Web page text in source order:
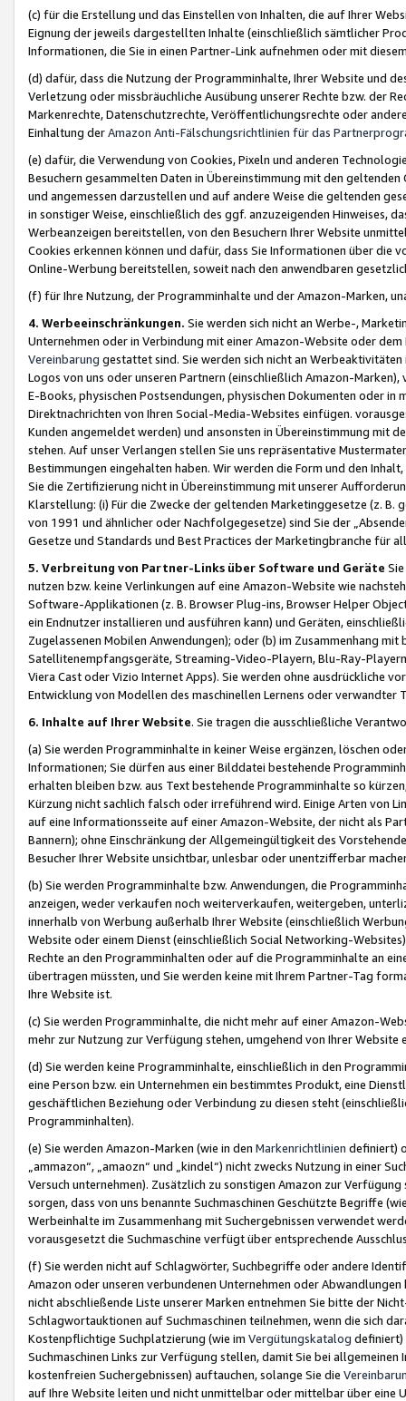
(c) für die Erstellung und das Einstellen von Inhalten, die auf Ihrer
Eignung der jeweils dargestellten Inhalte (einschließlich sämtlicher
Informationen, die Sie in einen Partner-Link aufnehmen oder mit
(d) dafür, dass die Nutzung der Programminhalte, Ihrer Website und
Verletzung oder missbräuchliche Ausübung unserer Rechte bzw. der
Markenrechte, Datenschutzrechte, Veröffentlichungsrechte oder
Einhaltung derAmazon Anti-Fälschungsrichtlinien für das
(e) dafür, die Verwendung von Cookies, Pixeln und anderen
Besuchern gesammelten Daten in Übereinstimmung mit den
und angemessen darzustellen und auf andere Weise die geltenden
in sonstiger Weise, einschließlich des ggf. anzuzeigenden Hinweises,
Werbeanzeigen bereitstellen, von den Besuchern Ihrer Website
Cookies erkennen können und dafür, dass Sie Informationen über die
Online-Werbung bereitstellen, soweit nach den anwendbaren
(f) für Ihre Nutzung, der Programminhalte und der Amazon-Marken,
4. Werbeeinschränkungen. Sie werden sich nicht an Werbe-,
Unternehmen oder in Verbindung mit einer Amazon-Website oder
Vereinbarung gestattet sind. Sie werden sich nicht an
Logos von uns oder unseren Partnern (einschließlich Amazon-
E-Books, physischen Postsendungen, physischen Dokumenten oder in
Direktnachrichten von Ihren Social-Media-Websites einfügen.
Kunden angemeldet werden) und ansonsten in Übereinstimmung mit
stehen. Auf unser Verlangen stellen Sie uns repräsentative
Bestimmungen eingehalten haben. Wir werden die Form und den
Sie die Zertifizierung nicht in Übereinstimmung mit unserer
Klarstellung: (i) Für die Zwecke der geltenden Marketinggesetze (z. B.
von 1991 und ähnlicher oder Nachfolgegesetze) sind Sie der
Gesetze und Standards und Best Practices der Marketingbranche für
5. Verbreitung von Partner-Links über Software und Geräte
nutzen bzw. keine Verlinkungen auf eine Amazon-Website wie
Software-Applikationen (z. B. Browser Plug-ins, Browser Helper
ein Endnutzer installieren und ausführen kann) und Geräten,
Zugelassenen Mobilen Anwendungen); oder (b) im Zusammenhang
Satellitenempfangsgeräte, Streaming-Video-Playern, Blu-Ray-
Viera Cast oder Vizio Internet Apps). Sie werden ohne ausdrückliche
Entwicklung von Modellen des maschinellen Lernens oder
6. Inhalte auf Ihrer Website. Sie tragen die ausschließliche
(a) Sie werden Programminhalte in keiner Weise ergänzen, löschen
Informationen; Sie dürfen aus einer Bilddatei bestehende
erhalten bleiben bzw. aus Text bestehende Programminhalte so
Kürzung nicht sachlich falsch oder irreführend wird. Einige Arten von
auf eine Informationsseite auf einer Amazon-Website, der nicht als
Bannern); ohne Einschränkung der Allgemeingültigkeit des
Besucher Ihrer Website unsichtbar, unlesbar oder unentzifferbar
(b) Sie werden Programminhalte bzw. Anwendungen, die
anzeigen, weder verkaufen noch weiterverkaufen, weitergeben,
innerhalb von Werbung außerhalb Ihrer Website (einschließlich
Website oder einem Dienst (einschließlich Social Networking-
Rechte an den Programminhalten oder auf die Programminhalte an
übertragen müssten, und Sie werden keine mit Ihrem Partner-Tag
Ihre Website ist.
(c) Sie werden Programminhalte, die nicht mehr auf einer Amazon-
mehr zur Nutzung zur Verfügung stehen, umgehend von Ihrer
(d) Sie werden keine Programminhalte, einschließlich in den
eine Person bzw. ein Unternehmen ein bestimmtes Produkt, eine
geschäftlichen Beziehung oder Verbindung zu diesen steht
Programminhalten).
(e) Sie werden Amazon-Marken (wie in den Markenrichtlinien definiert)
„ammazon“, „amaozn“ und „kindel“) nicht zwecks Nutzung in einer
Versuch unternehmen). Zusätzlich zu sonstigen Amazon zur
sorgen, dass von uns benannte Suchmaschinen Geschützte Begriffe
Werbeinhalte im Zusammenhang mit Suchergebnissen verwendet
vorausgesetzt die Suchmaschine verfügt über entsprechende
(f) Sie werden nicht auf Schlagwörter, Suchbegriffe oder andere
Amazon oder unseren verbundenen Unternehmen oder
nicht abschließende Liste unserer Marken entnehmen Sie bitte der
Schlagwortauktionen auf Suchmaschinen teilnehmen, wenn die sich
Kostenpflichtige Suchplatzierung (wie im Vergütungskatalog definiert)
Suchmaschinen Links zur Verfügung stellen, damit Sie bei
kostenfreien Suchergebnissen) auftauchen, solange Sie die
auf Ihre Website leiten und nicht unmittelbar oder mittelbar über eine